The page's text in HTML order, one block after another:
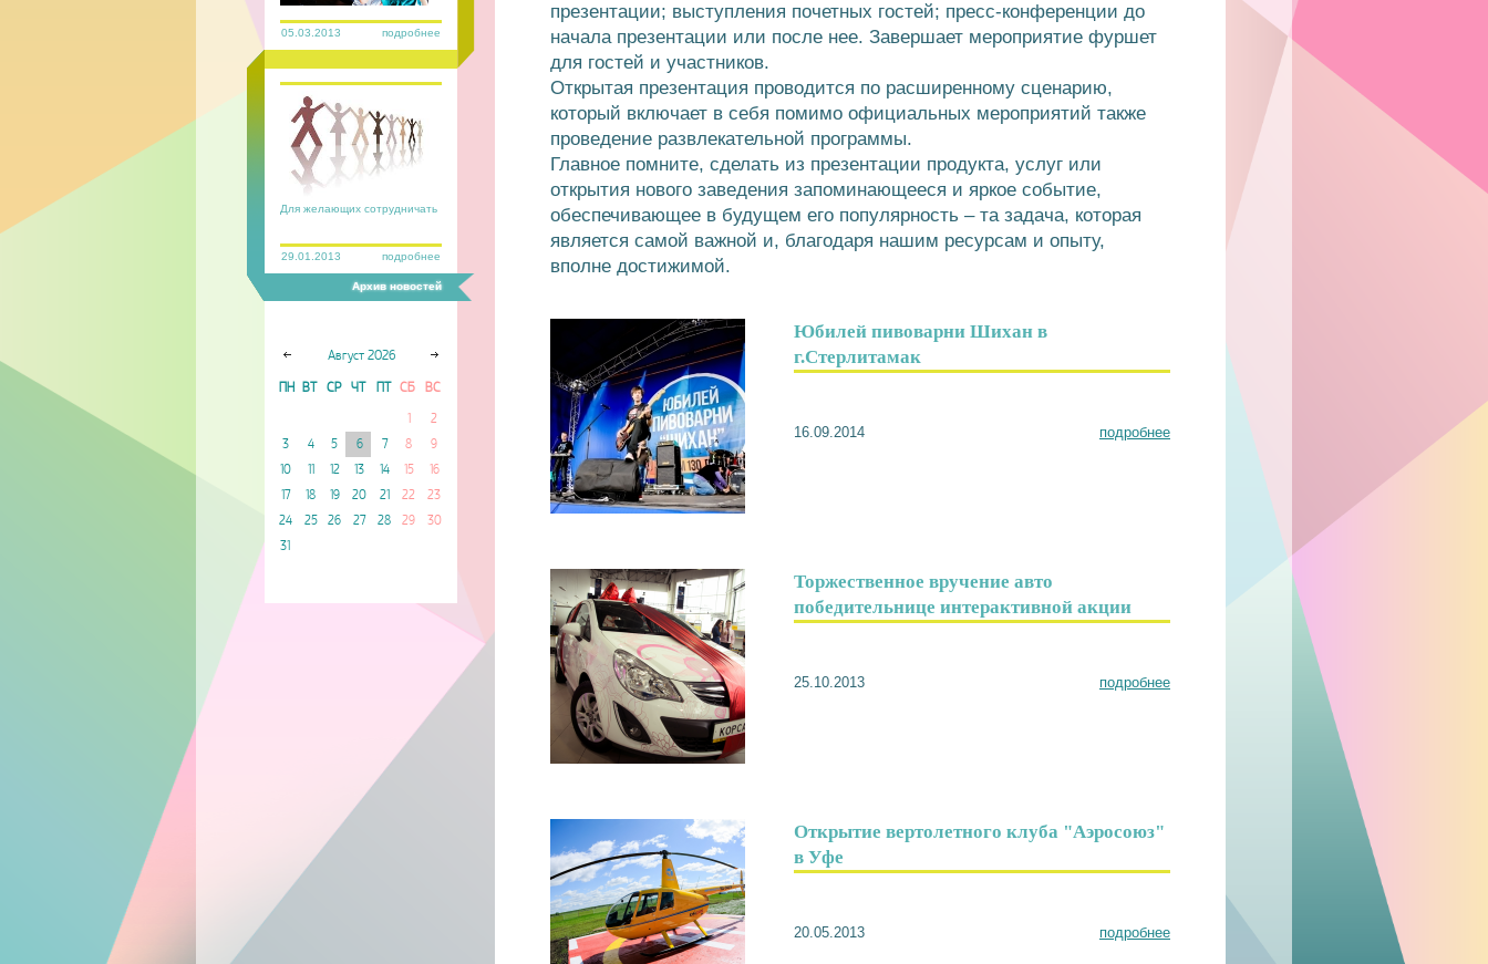
05.03.2013 подробнее
29.01.2013 подробнее
Для желающих сотрудничать
Архив новостей
Август 2026
ПН ВТ СР ЧТ СБ ВС
1
2
3
4 5 6 7 8
9
10
11 12 13 14 15
16
17
18 19 20 21 22
23
24
25 26 27 28 29
30
31
презентации; выступления почетных гостей; пресс-конференции до
начала презентации или после нее. Завершает мероприятие фуршет
для гостей и участников.
Открытая презентация проводится по расширенному сценарию,
который включает в себя помимо официальных мероприятий также
проведение развлекательной программы.
Главное помните, сделать из презентации продукта, услуг или
открытия нового заведения запоминающееся и яркое событие,
обеспечивающее в будущем его популярность – та задача, которая
является самой важной и, благодаря нашим ресурсам и опыту,
вполне достижимой.
Юбилей пивоварни Шихан в
г.Стерлитамак
16.09.2014 подробнее
Торжественное вручение авто
победительнице интерактивной акции
25.10.2013 подробнее
Открытие вертолетного клуба "Аэросоюз"
в Уфе
20.05.2013 подробнее